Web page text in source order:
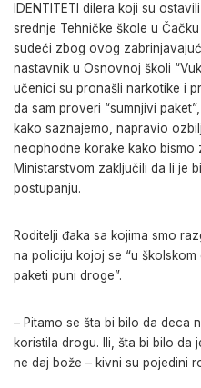
IDENTITETI dilera koji su
srednje Tehničke škole u
sudeći zbog ovog
nastavnik u Osnovnoj školi
učenici su pronašli narkotike i
da sam proveri “sumnjivi
kako saznajemo, napravio
neophodne korake kako bismo
Ministarstvom zaključili da li je
postupanju.
Roditelji đaka sa kojima smo
na policiju kojoj se “u
paketi puni droge”.
– Pitamo se šta bi bilo da deca
koristila drogu. Ili, šta bi bilo da
ne daj bože – kivni su pojedini